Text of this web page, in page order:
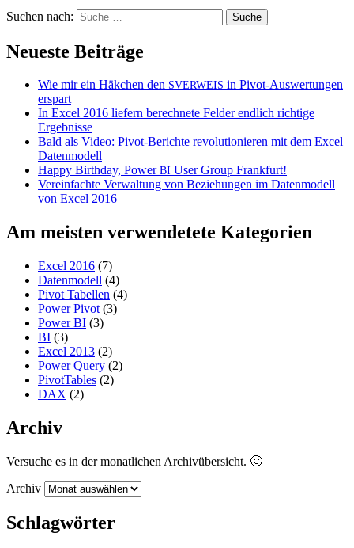
Suchen nach:
Neueste Beiträge
Wie mir ein Häkchen den SVERWEIS in Pivot-Auswertungen
erspart
In Excel 2016 liefern berechnete Felder endlich richtige
Ergebnisse
Bald als Video: Pivot-Berichte revolutionieren mit dem Excel
Datenmodell
Happy Birthday, PowerBI User Group Frankfurt!
Vereinfachte Verwaltung von Beziehungen im Datenmodell
von Excel 2016
Am meisten verwendetete Kategorien
Excel 2016 (7)
Datenmodell (4)
Pivot Tabellen (4)
Power Pivot (3)
Power BI (3)
BI (3)
Excel 2013 (2)
Power Query (2)
PivotTables (2)
DAX (2)
Archiv
Versuche es in der monatlichen Archivübersicht. 🙂
Archiv
Schlagwörter